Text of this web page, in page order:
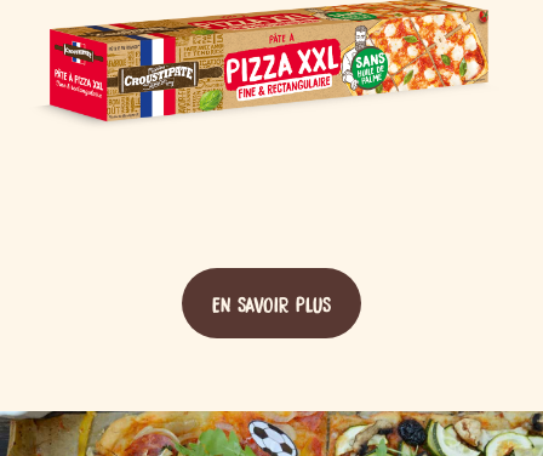
EN SAVOIR PLUS